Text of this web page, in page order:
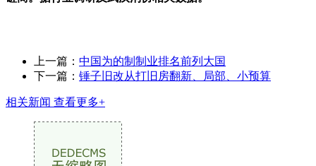
上一篇： 中国为的制制业排名前列大国
下一篇： 锤子旧改从打旧房翻新、局部、小预算
相关新闻 查看更多+